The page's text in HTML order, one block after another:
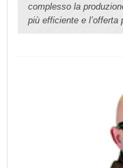
complesso la
più efficiente e l’offerta